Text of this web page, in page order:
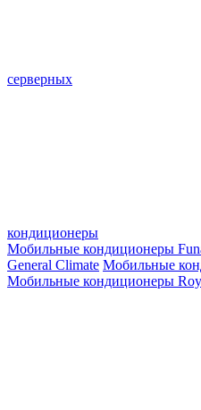
серверных
кондиционеры
Мобильные кондиционеры
General Climate Мобильные
Мобильные кондиционеры